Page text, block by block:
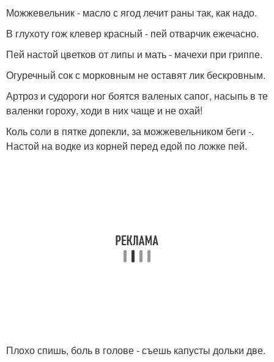
Можжевельник - масло с ягод лечит раны так, как надо.
В глухоту гож клевер красный - пей отварчик ежечасно.
Пей настой цветков от липы и мать - мачехи при гриппе.
Огуречный сок с морковным не оставят лик бескровным.
Артроз и судороги ног боятся валеных сапог, насыпь в те
валенки гороху, ходи в них чаще и не охай!
Коль соли в пятке допекли, за можжевельником беги -.
Настой на водке из корней перед едой по ложке пей.
Плохо спишь, боль в голове - съешь капусты дольки две.